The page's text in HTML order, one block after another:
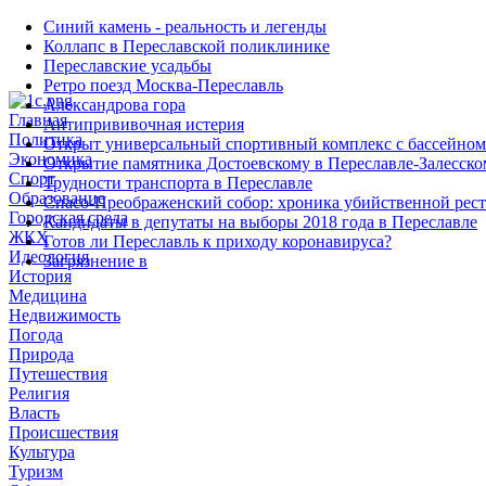
Главная
Политика
Экономика
Спорт
Образование
Городская среда
ЖКХ
Идеология
История
Медицина
Недвижимость
Погода
Природа
Путешествия
Религия
Власть
Происшествия
Культура
Туризм
Синий камень - реальность и легенды
Коллапс в Переславской поликлинике
Переславские усадьбы
Ретро поезд Москва-Переславль
Александрова гора
Антипрививочная истерия
Открыт универсальный спортивный комплекс с бассейном
Открытие памятника Достоевскому в Переславле-
Трудности транспорта в Переславле
Спасо-Преображенский собор: хроника убийственной
Кандидаты в депутаты на выборы 2018 года в Переславле
Готов ли Переславль к приходу коронавируса?
Загрязнение в